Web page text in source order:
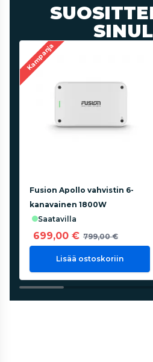
Kampanja
Fusion Apollo vahvistin 6-
kanavainen 1800W
saatavilla
699,00 € 799,00 €
Lisää ostoskoriin